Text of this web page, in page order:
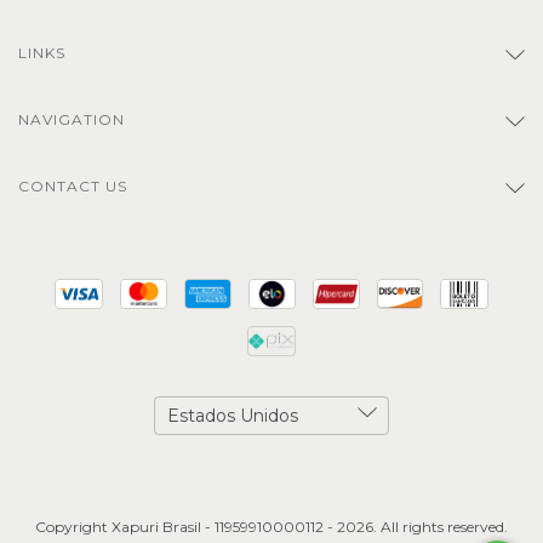
LINKS
NAVIGATION
CONTACT US
Copyright Xapuri Brasil - 11959910000112 - 2026. All rights reserved.